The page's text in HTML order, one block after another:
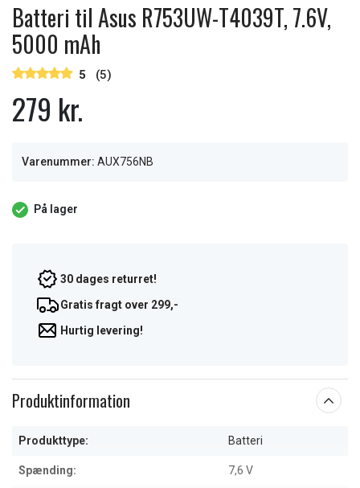
Batteri til Asus R753UW-T4039T, 7.6V,
5000 mAh
5 (5)
279 kr.
Varenummer: AUX756NB
På lager
30 dages returret!
Gratis fragt over 299,-
Hurtig levering!
Produktinformation
Produkttype: Batteri
Spænding: 7,6 V